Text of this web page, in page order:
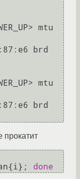
mtu
brd
mtu
brd
прокатит
done